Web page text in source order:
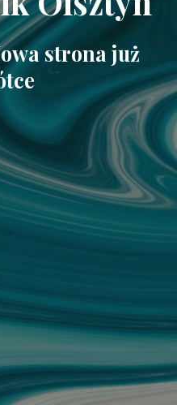
strona już